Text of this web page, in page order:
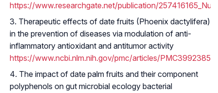
https://www.researchgate.net/publication/
Therapeutic effects of date fruits (Phoenix dactylifera)
in the prevention of diseases via modulation of anti-
inflammatory antioxidant and antitumor activity
https://www.ncbi.nlm.nih.gov/pmc/articles/PMC3992385/
The impact of date palm fruits and their component
polyphenols on gut microbial ecology bacterial